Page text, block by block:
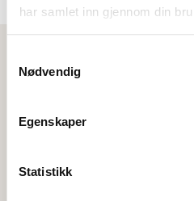
har samlet inn gjennom din
Nødvendig
Egenskaper
Statistikk